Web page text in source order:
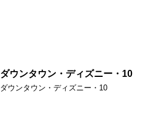
ダウンタウン・ディズニー・10
ダウンタウン・ディズニー・10